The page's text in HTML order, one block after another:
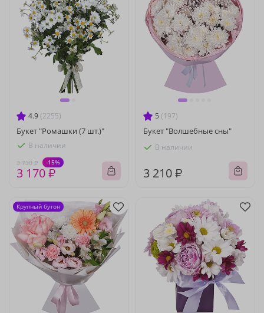
4.9 (2255)
Букет "Ромашки (7 шт.)"
В наличии
3 730 ₽ -15%
3 170 ₽
5 (197)
Букет "Волшебные сны"
В наличии
3 210 ₽
Крупный бутон